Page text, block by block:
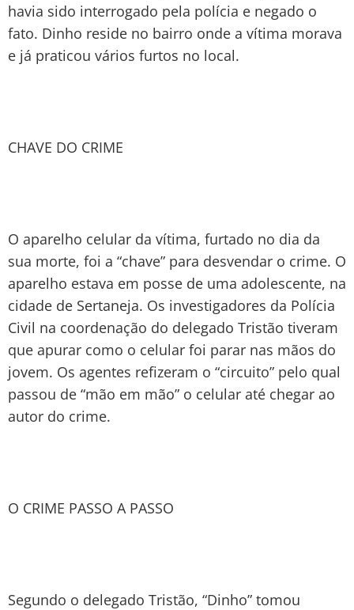
havia sido interrogado pela polícia e negado o
fato. Dinho reside no bairro onde a vítima morava
e já praticou vários furtos no local.
CHAVE DO CRIME
O aparelho celular da vítima, furtado no dia da
sua morte, foi a “chave” para desvendar o crime. O
aparelho estava em posse de uma adolescente, na
cidade de Sertaneja. Os investigadores da Polícia
Civil na coordenação do delegado Tristão tiveram
que apurar como o celular foi parar nas mãos do
jovem. Os agentes refizeram o “circuito” pelo qual
passou de “mão em mão” o celular até chegar ao
autor do crime.
O CRIME PASSO A PASSO
Segundo o delegado Tristão, “Dinho” tomou